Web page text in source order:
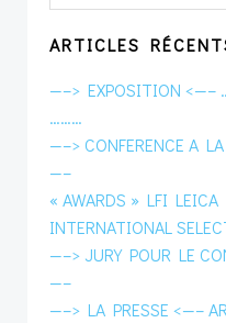
ARTICLES
—–> EXPOSITION <—–
………
—–> CONFERENCE A
—–
« AWARDS » LFI LEICA
INTERNATIONAL
—–> JURY POUR LE
—–
—–> LA PRESSE <—–